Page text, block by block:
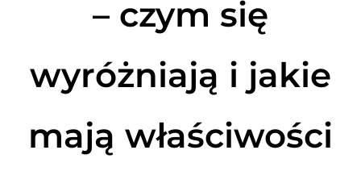
– czym się
wyróżniają i jakie
mają właściwości